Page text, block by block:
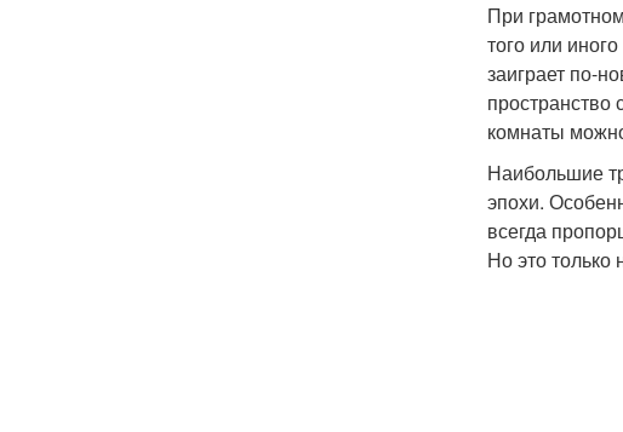
При
того или
заиграет по-
пространство
комнаты
Наибольшие
эпохи.
всегда
Но это только